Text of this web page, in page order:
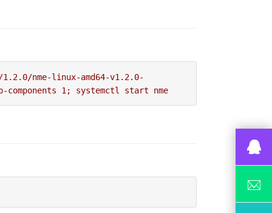
1.2.0/nme-linux-amd64-v1.2.0-
1; systemctl start nme